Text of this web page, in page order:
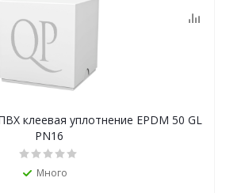
клеевая уплотнение EPDM 50 GL
PN16
Много